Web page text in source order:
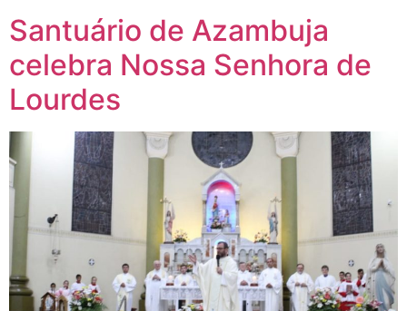
Santuário de Azambuja
celebra Nossa Senhora de
Lourdes